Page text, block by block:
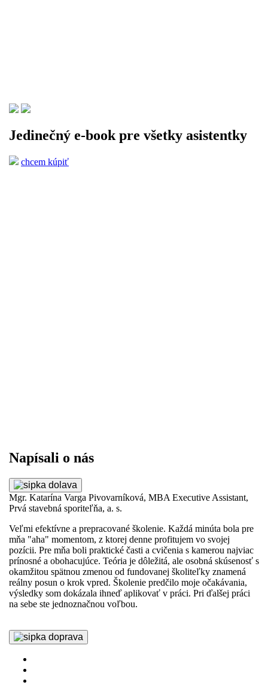
Jedinečný e-book pre všetky asistentky
chcem kúpiť
Napísali o nás
Mgr. Katarína Varga Pivovarníková, MBA Executive Assistant,
Prvá stavebná sporiteľňa, a. s.
Veľmi efektívne a prepracované školenie. Každá minúta bola pre
mňa "aha" momentom, z ktorej denne profitujem vo svojej
pozícii. Pre mňa boli praktické časti a cvičenia s kamerou najviac
prínosné a obohacujúce. Teória je dôležitá, ale osobná skúsenosť s
okamžitou spätnou zmenou od fundovanej školiteľky znamená
reálny posun o krok vpred. Školenie predčilo moje očakávania,
výsledky som dokázala ihneď aplikovať v práci. Pri ďalšej práci
na sebe ste jednoznačnou voľbou.